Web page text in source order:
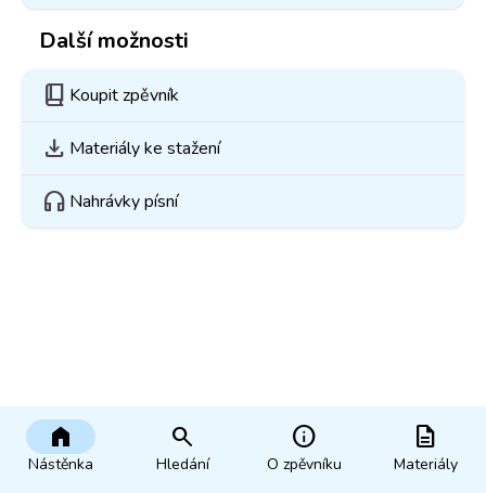
home
Nástěnka
search
Hledání
info
O zpěvníku
description
Materiály
Další možnosti
book_2 Koupit zpěvník
download Materiály ke stažení
headphones Nahrávky písní